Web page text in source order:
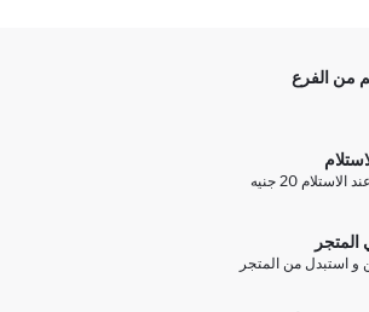
من الفرع
20 جنيه
و استبدل من المتجر